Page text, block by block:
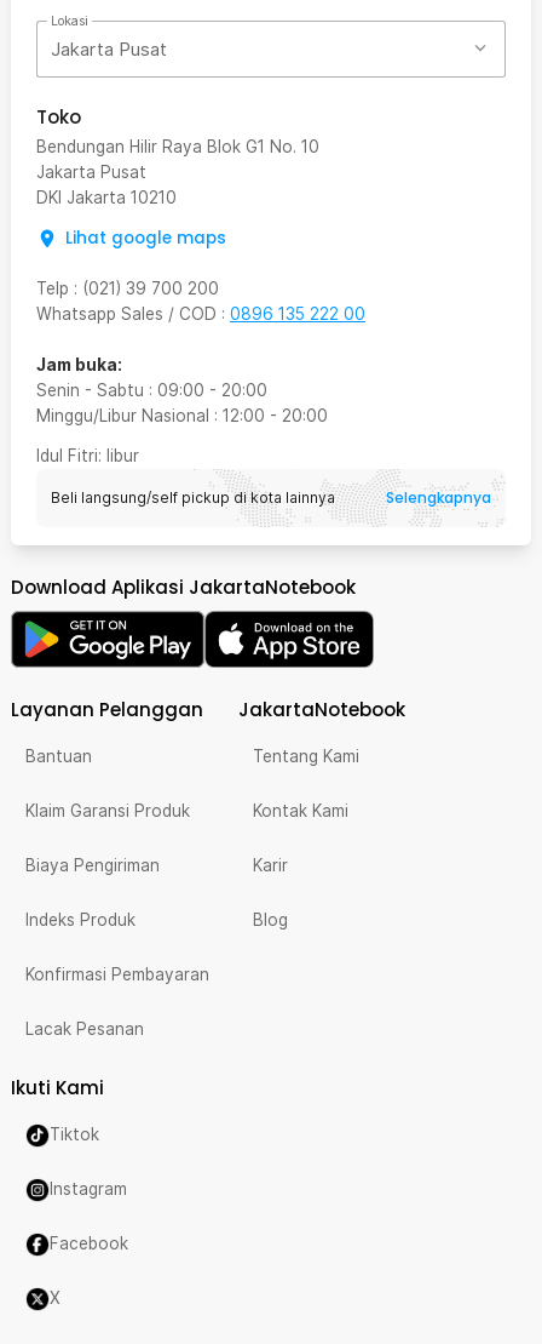
Lokasi
Jakarta Pusat
Toko
Bendungan Hilir Raya Blok G1 No. 10
Jakarta Pusat
DKI Jakarta 10210
Lihat google maps
Telp : (021) 39 700 200
Whatsapp Sales / COD : 0896 135 222 00
Jam buka:
Senin - Sabtu : 09:00 - 20:00
Minggu/Libur Nasional : 12:00 - 20:00
Idul Fitri: libur
Beli langsung/self pickup di kota lainnya Selengkapnya
Download Aplikasi JakartaNotebook
Layanan Pelanggan
Bantuan
Klaim Garansi Produk
Biaya Pengiriman
Indeks Produk
Konfirmasi Pembayaran
Lacak Pesanan
JakartaNotebook
Tentang Kami
Kontak Kami
Karir
Blog
Ikuti Kami
Tiktok
Instagram
Facebook
X